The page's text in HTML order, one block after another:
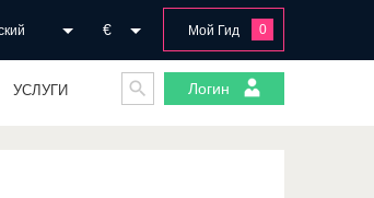
Мой Гид 0
€
УСЛУГИ Логин